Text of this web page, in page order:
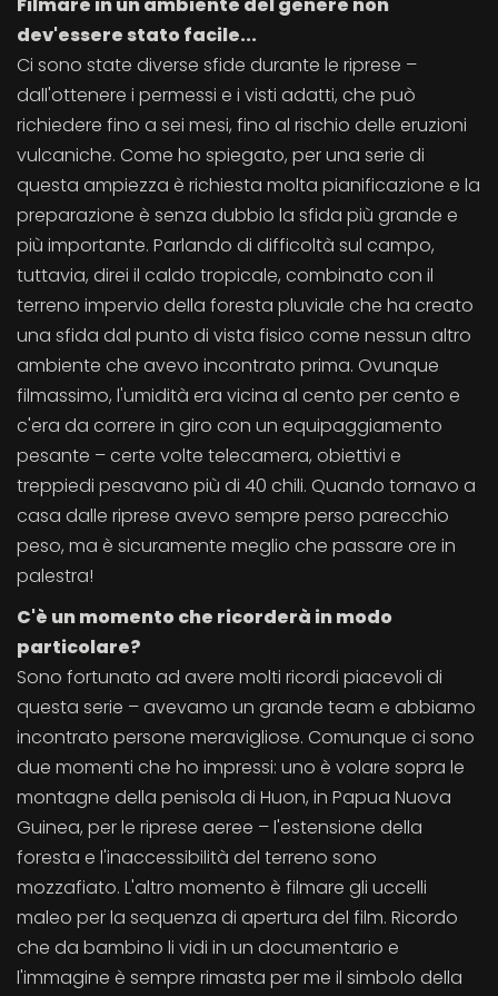
dev'essere stato facile...
Ci sono state diverse sfide durante le riprese –
dall'ottenere i permessi e i visti adatti, che può
richiedere fino a sei mesi, fino al rischio delle eruzioni
vulcaniche. Come ho spiegato, per una serie di
questa ampiezza è richiesta molta pianificazione e la
preparazione è senza dubbio la sfida più grande e
più importante. Parlando di difficoltà sul campo,
tuttavia, direi il caldo tropicale, combinato con il
terreno impervio della foresta pluviale che ha creato
una sfida dal punto di vista fisico come nessun altro
ambiente che avevo incontrato prima. Ovunque
filmassimo, l'umidità era vicina al cento per cento e
c'era da correre in giro con un equipaggiamento
pesante – certe volte telecamera, obiettivi e
treppiedi pesavano più di 40 chili. Quando tornavo a
casa dalle riprese avevo sempre perso parecchio
peso, ma è sicuramente meglio che passare ore in
palestra!
C'è un momento che ricorderà in modo
particolare?
Sono fortunato ad avere molti ricordi piacevoli di
questa serie – avevamo un grande team e abbiamo
incontrato persone meravigliose. Comunque ci sono
due momenti che ho impressi: uno è volare sopra le
montagne della penisola di Huon, in Papua Nuova
Guinea, per le riprese aeree – l'estensione della
foresta e l'inaccessibilità del terreno sono
mozzafiato. L'altro momento è filmare gli uccelli
maleo per la sequenza di apertura del film. Ricordo
che da bambino li vidi in un documentario e
l'immagine è sempre rimasta per me il simbolo della